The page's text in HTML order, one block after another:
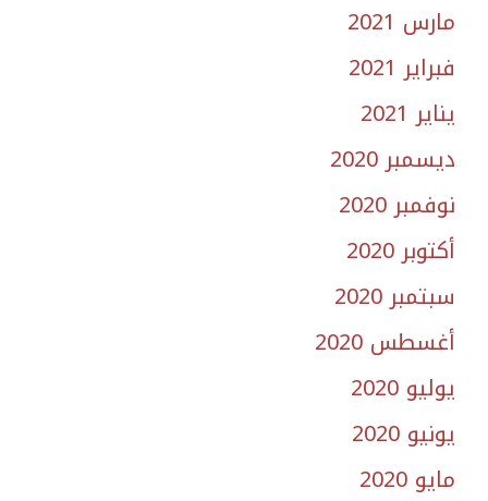
مارس 2021
فبراير 2021
يناير 2021
ديسمبر 2020
نوفمبر 2020
أكتوبر 2020
سبتمبر 2020
أغسطس 2020
يوليو 2020
يونيو 2020
مايو 2020